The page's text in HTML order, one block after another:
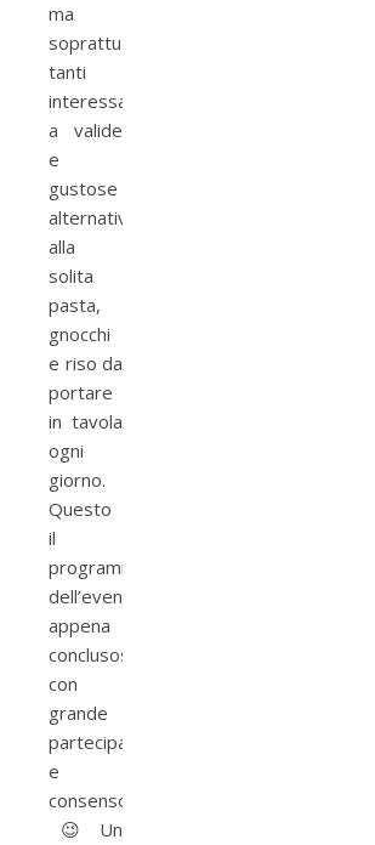
ma
soprattutto
tanti
interessati
a valide
e
gustose
alternative
alla
solita
pasta,
gnocchi
e riso da
portare
in tavola
ogni
giorno.
Questo
il
programma
dell’evento
appena
conclusosi
con
grande
partecipazione
e
consenso
😉 Un